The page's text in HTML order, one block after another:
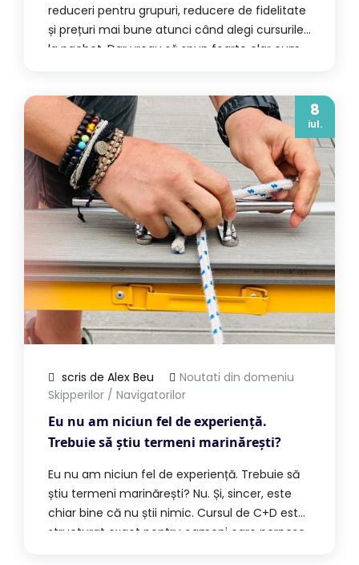
reduceri pentru grupuri, reducere de fidelitate
și prețuri mai bune atunci când alegi cursurile
la pachet. Dar vreau să spun foarte clar cum
este un serviciu scump. Prețurile sunt corecte,
transparente și actualizate permanent în […]
8
iul.
scris de Alex Beu
Noutati din domeniu
Skipperilor / Navigatorilor
Eu nu am niciun fel de experiență.
Trebuie să știu termeni marinărești?
Eu nu am niciun fel de experiență. Trebuie să
știu termeni marinărești? Nu. Și, sincer, este
chiar bine că nu știi nimic. Cursul de C+D este
structurat exact pentru oameni care pornesc